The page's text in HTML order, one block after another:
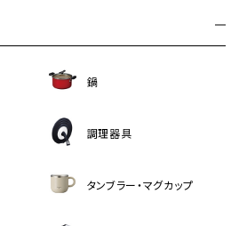
鍋
調理器具
タンブラー・マグカップ